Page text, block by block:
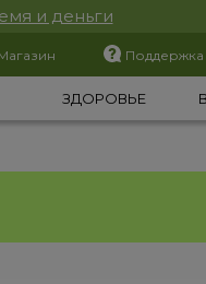
и деньги
Поддержка
ЗДОРОВЬЕ